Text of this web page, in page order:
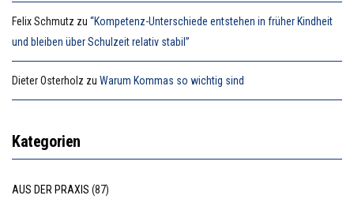
Felix Schmutz zu “Kompetenz-Unterschiede entstehen in früher Kindheit
und bleiben über Schulzeit relativ stabil”
Dieter Osterholz zu Warum Kommas so wichtig sind
Kategorien
AUS DER PRAXIS (87)